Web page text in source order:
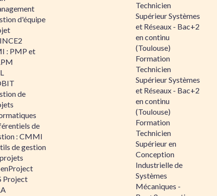
d'équipe
: PMP et
de
de
: CMMI
de gestion
Project
Technicien
Supérieur Systèmes
et Réseaux - Bac+2
en continu
(Toulouse)
Formation
Technicien
Supérieur Systèmes
et Réseaux - Bac+2
en continu
(Toulouse)
Formation
Technicien
Supérieur en
Conception
Industrielle de
Systèmes
Mécaniques -